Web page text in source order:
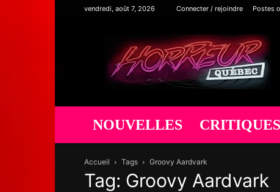
vendredi, août 7, 2026 Connecter / rejoindre Postes
Horreur
Québec
NOUVELLES CRITIQUES
Accueil Tags Groovy Aardvark
Tag: Groovy Aardvark